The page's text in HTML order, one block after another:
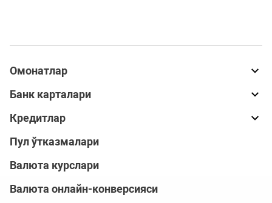
Омонатлар
Банк карталари
Кредитлар
Пул ўтказмалари
Валюта курслари
Валюта онлайн-конверсияси